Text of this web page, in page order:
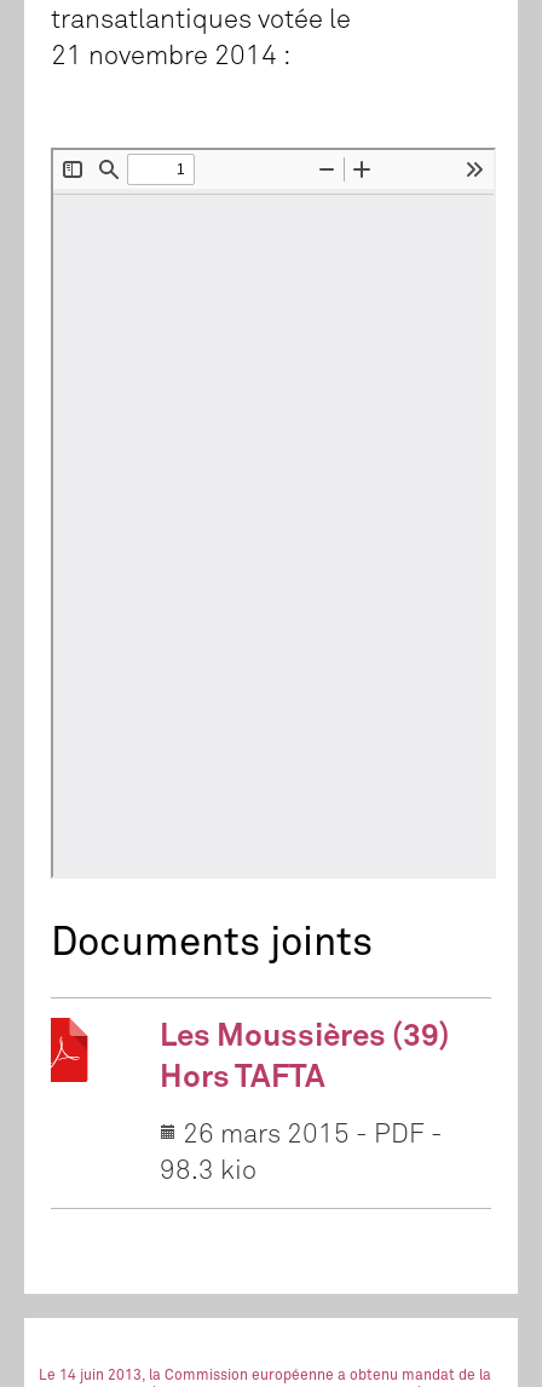
transatlantiques votée le
21 novembre 2014 :
Documents joints
Les Moussières (39)
Hors TAFTA
26 mars 2015 - PDF -
98.3 kio
Le 14 juin 2013, la Commission européenne a obtenu mandat de la